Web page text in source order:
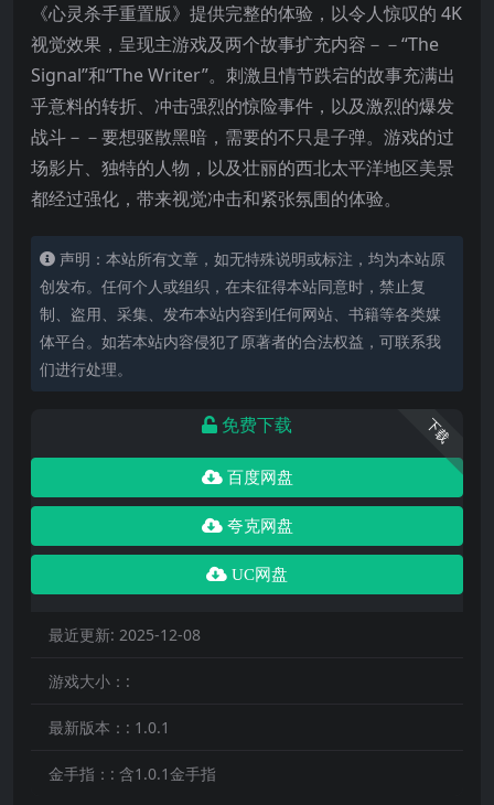
《心灵杀手重置版》提供完整的体验，以令人惊叹的 4K
视觉效果，呈现主游戏及两个故事扩充内容－－“The
Signal”和“The Writer”。刺激且情节跌宕的故事充满出
乎意料的转折、冲击强烈的惊险事件，以及激烈的爆发
战斗－－要想驱散黑暗，需要的不只是子弹。游戏的过
场影片、独特的人物，以及壮丽的西北太平洋地区美景
都经过强化，带来视觉冲击和紧张氛围的体验。
声明：本站所有文章，如无特殊说明或标注，均为本站原
创发布。任何个人或组织，在未征得本站同意时，禁止复
制、盗用、采集、发布本站内容到任何网站、书籍等各类媒
体平台。如若本站内容侵犯了原著者的合法权益，可联系我
们进行处理。
下载
免费下载
百度网盘
夸克网盘
UC网盘
最近更新: 2025-12-08
游戏大小：:
最新版本：: 1.0.1
金手指：: 含1.0.1金手指